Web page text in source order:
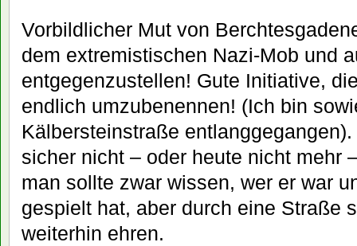
Vorbildlicher Mut von
dem extremistischen Nazi-Mob und
entgegenzustellen! Gute Initiative,
endlich umzubenennen! (Ich bin
Kälbersteinstraße
sicher nicht – oder heute nicht mehr
man sollte zwar wissen, wer er war
gespielt hat, aber durch eine Straße
weiterhin ehren.